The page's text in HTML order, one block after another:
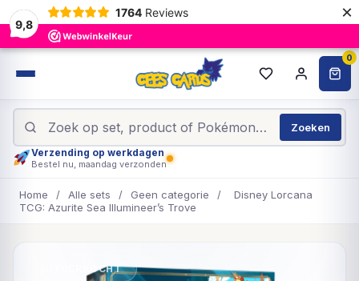
9,8
1764 Reviews ×
0
Zoeken
Verzending op werkdagen
Bestel nu, maandag verzonden
Home / Alle sets / Geen categorie /
Disney Lorcana
TCG: Azurite Sea Illumineer’s Trove
UITVERKOCHT